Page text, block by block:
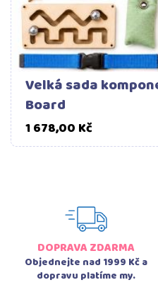
Velká sada
Board
1 678,00 KčCena
DOPRAVA ZDARMA
Objednejte nad 1999 Kč a
dopravu platíme my.